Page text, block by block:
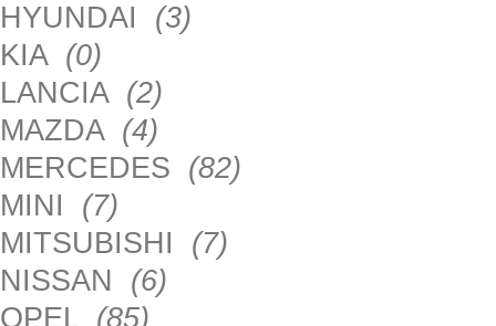
HYUNDAI (3)
KIA (0)
LANCIA (2)
MAZDA (4)
MERCEDES (82)
MINI (7)
MITSUBISHI (7)
NISSAN (6)
OPEL (85)